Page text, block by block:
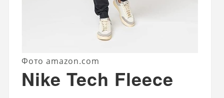
Фото amazon.com
Nike Tech Fleece